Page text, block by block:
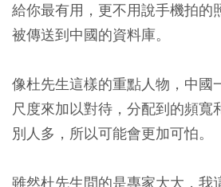
給你最有用，更不用說手機拍的
被傳送到中國的資料庫。
像杜先生這樣的重點人物，中國
尺度來加以對待，分配到的頻寬
別人多，所以可能會更加可怕。
雖然杜先生問的是專家大大，我